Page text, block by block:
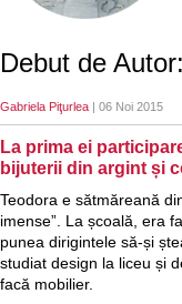
Debut de
Gabriela Piţurlea | 06 Noi 2015
La prima ei
bijuterii din argint și
Teodora e sătmăreană
imense”. La școală, era
punea dirigintele să-și
studiat design la liceu și
facă mobilier.